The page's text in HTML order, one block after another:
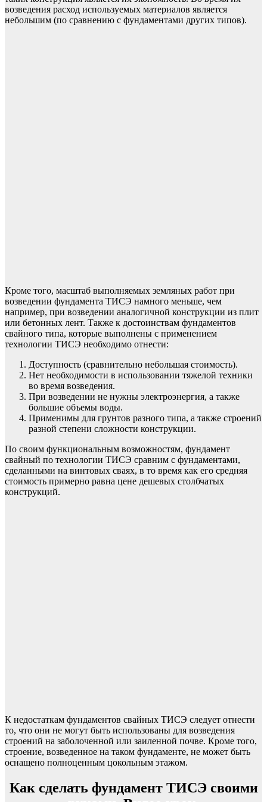
возведения расход используемых материалов является
небольшим (по сравнению с фундаментами других типов).
Кроме того, масштаб выполняемых земляных работ при
возведении фундамента ТИСЭ намного меньше, чем
например, при возведении аналогичной конструкции из плит
или бетонных лент. Также к достоинствам фундаментов
свайного типа, которые выполнены с применением
технологии ТИСЭ необходимо отнести:
Доступность (сравнительно небольшая стоимость).
Нет необходимости в использовании тяжелой техники
во время возведения.
При возведении не нужны электроэнергия, а также
большие объемы воды.
Применимы для грунтов разного типа, а также строений
разной степени сложности конструкции.
По своим функциональным возможностям, фундамент
свайный по технологии ТИСЭ сравним с фундаментами,
сделанными на винтовых сваях, в то время как его средняя
стоимость примерно равна цене дешевых столбчатых
конструкций.
К недостаткам фундаментов свайных ТИСЭ следует отнести
то, что они не могут быть использованы для возведения
строений на заболоченной или заиленной почве. Кроме того,
строение, возведенное на таком фундаменте, не может быть
оснащено полноценным цокольным этажом.
Как сделать фундамент ТИСЭ своими